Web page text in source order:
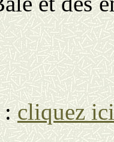
:cliquez ici